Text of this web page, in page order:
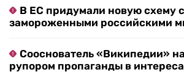
В ЕС придумали новую схему с
замороженными российскими
Сооснователь «Википедии»
рупором пропаганды в